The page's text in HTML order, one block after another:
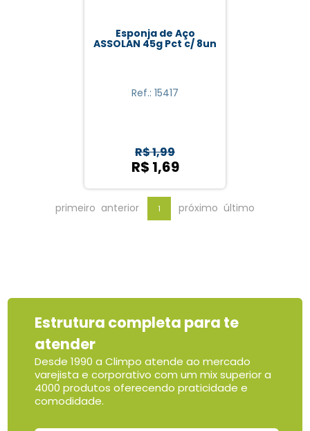
Esponja de Aço
ASSOLAN 45g Pct c/ 8un
Ref.: 15417
R$ 1,99
R$ 1,69
primeiro anterior 1 próximo último
Estrutura completa para te
atender
Desde 1990 a Climpo atende ao mercado
varejista e corporativo com um mix superior a
4000 produtos oferecendo praticidade e
comodidade.